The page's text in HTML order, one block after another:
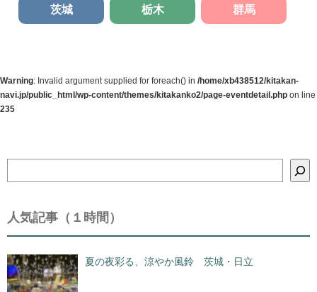
茨城 栃木 群馬
Warning: Invalid argument supplied for foreach() in /home/xb438512/kitakan-
navi.jp/public_html/wp-content/themes/kitakanko2/page-eventdetail.php on line
235
索
人気記事（１時間）
夏の夜彩る、涼やか風鈴 茨城・日立